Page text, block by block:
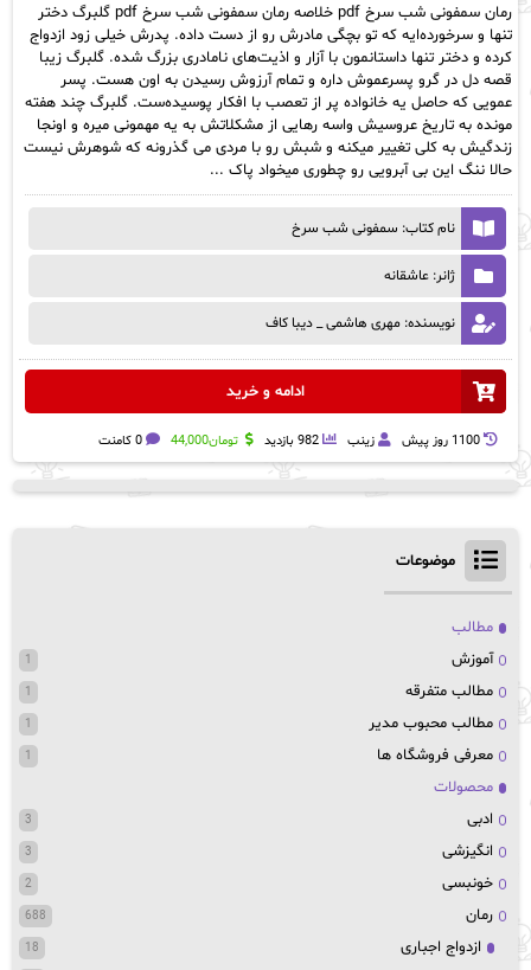
رمان سمفونی شب سرخ pdf خلاصه رمان سمفونی شب سرخ pdf گلبرگ دختر
تنها و سرخورده‌ایه که تو بچگی مادرش رو از دست داده. پدرش خیلی زود ازدواج
کرده و دختر تنها داستانمون با آزار و اذیت‌های نامادری بزرگ شده. گلبرگ زیبا
قصه دل در گرو پسرعموش داره و تمام آرزوش رسیدن به اون هست. پسر
عمویی که حاصل یه خانواده پر از تعصب با افکار پوسیده‌ست. گلبرگ چند هفته
مونده به تاریخ عروسیش واسه رهایی از مشکلاتش به یه مهمونی میره و اونجا
زندگیش به کلی تغییر میکنه و شبش رو با مردی می گذرونه که شوهرش نیست
حالا ننگ این بی آبرویی رو چطوری میخواد پاک ...
نام کتاب: سمفونی شب سرخ
ژانر: عاشقانه
نویسنده: مهری هاشمی _ دیبا کاف
ادامه و خرید
1100 روز پيش زینب 982 بازدید تومان44,000 0 کامنت
موضوعات
مطالب
آموزش
1
مطالب متفرقه 1
مطالب محبوب مدیر 1
معرفی فروشگاه ها 1
محصولات
ادبی
3
انگیزشی 3
خونبسی 2
رمان 688
ازدواج اجباری 18